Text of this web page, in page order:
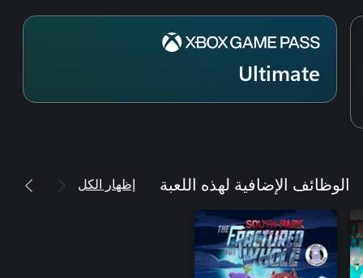
Ultimate
الوظائف الإضافية لهذه اللعبة إظهار الكل